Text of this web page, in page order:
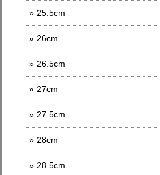
25.5cm
26cm
26.5cm
27cm
27.5cm
28cm
28.5cm